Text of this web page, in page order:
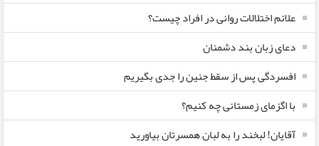
علائم اختلالات روانی در افراد چیست؟
دعای زبان بند دشمنان
افسردگی پس از سقط جنین را جدی بگیریم
با اگزمای زمستانی چه کنیم؟
آقایان! لبخند را به لبان همسرتان بیاورید